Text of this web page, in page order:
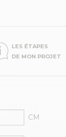
LES ÉTAPES
DE MON PROJET
CM